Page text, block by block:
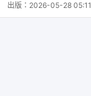
出版： 2026-05-28 05:11